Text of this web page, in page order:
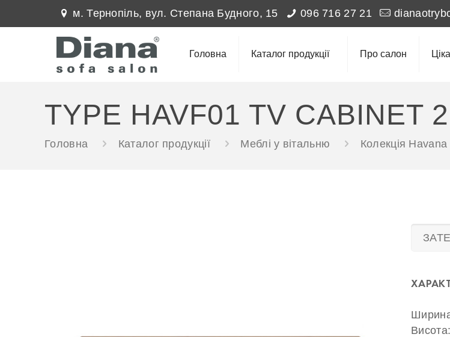
м. Тернопіль, вул. Степана Будного, 15 096 716 27 21
Головна Каталог продукції Про салон
TYPE HAVF01 TV CABINET
Головна Каталог продукції Меблі у вітальню Колекція Havana